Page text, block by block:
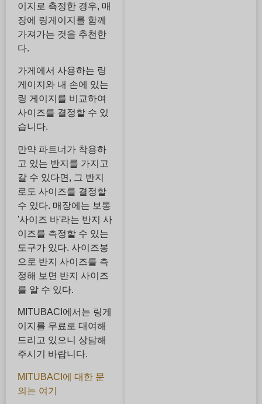
이지로 측정한 경우, 매
장에 링게이지를 함께
가져가는 것을 추천한
다.
가게에서 사용하는 링
게이지와 내 손에 있는
링 게이지를 비교하여
사이즈를 결정할 수 있
습니다.
만약 파트너가 착용하
고 있는 반지를 가지고
갈 수 있다면, 그 반지
로도 사이즈를 결정할
수 있다. 매장에는 보통
'사이즈 바'라는 반지 사
이즈를 측정할 수 있는
도구가 있다. 사이즈봉
으로 반지 사이즈를 측
정해 보면 반지 사이즈
를 알 수 있다.
MITUBACI에서는 링게
이지를 무료로 대여해
드리고 있으니 상담해
주시기 바랍니다.
MITUBACI에 대한 문
의는 여기